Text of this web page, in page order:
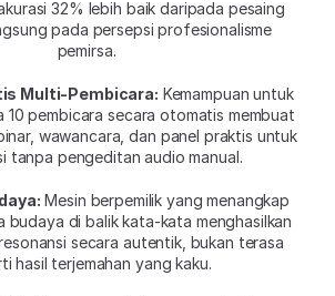
32% lebih baik daripada pesaing
pada persepsi profesionalisme
pemirsa.
Multi-Pembicara: Kemampuan untuk
10 pembicara secara otomatis membuat
wawancara, dan panel praktis untuk
tanpa pengeditan audio manual.
Mesin berpemilik yang menangkap
budaya di balik kata-kata menghasilkan
secara autentik, bukan terasa
hasil terjemahan yang kaku.